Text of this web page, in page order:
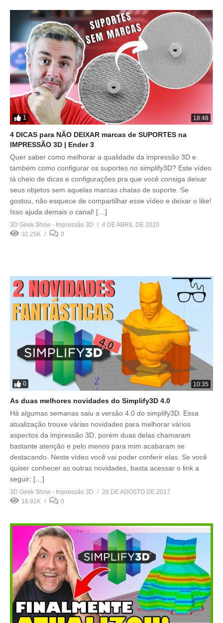
1 18:48
4 DICAS para NÃO DEIXAR marcas de SUPORTES na
IMPRESSÃO 3D | Ender 3
Quer saber como melhorar a qualidade da impressão 3D e
também como configurar os suportes no simplify3D? Este vídeo
tá cheio de dicas e configurações pra que você consiga deixar
seus objetos sem aquelas marcas chatas de suporte. Se
gostou, não esquece de compartilhar esse vídeo e deixar o like!
Isso ajuda demais o canal! […]
3D Geek Show - Impressão 3D
4 DE ABRIL DE 2020
32.25K
0
0 10:35
As duas melhores novidades do Simplify3D 4.0
Há algumas semanas saiu a versão 4.0 do simplify3D. Essa
atualização trouxe várias novidades para melhorar vários
aspectos da impressão 3D, porém duas delas chamaram
bastante atenção e pelo menos para mim acabaram se
destacando. Neste vídeo você vai poder conferir elas. Se você
quiser conhecer as outras novidades, basta acessar o link a
seguir: […]
3D Geek Show - Impressão 3D
26 DE AGOSTO DE 2017
16.91K
0